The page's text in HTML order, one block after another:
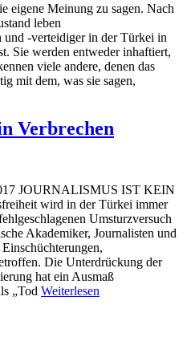
eigene Meinung zu sagen. Nach
leben
und -verteidiger in der Türkei in
Sie werden entweder inhaftiert,
viele andere, denen das
mit dem, was sie sagen,
Verbrechen
JOURNALISMUS IST KEIN
wird in der Türkei immer
Umsturzversuch
Akademiker, Journalisten und
Die Unterdrückung der
hat ein Ausmaß
„Tod Weiterlesen